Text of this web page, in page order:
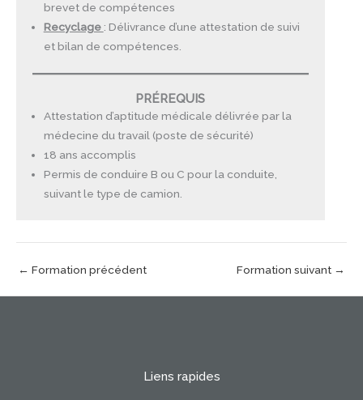
brevet de compétences
Recyclage : Délivrance d’une attestation de suivi
et bilan de compétences.
PRÉREQUIS
Attestation d’aptitude médicale délivrée par la
médecine du travail (poste de sécurité)
18 ans accomplis
Permis de conduire B ou C pour la conduite,
suivant le type de camion.
← Formation précédent Formation suivant →
Liens rapides